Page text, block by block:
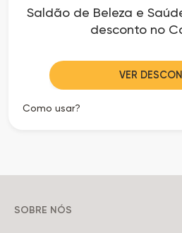
Saldão de Beleza e
desconto no
VER
Como usar?
SOBRE NÓS